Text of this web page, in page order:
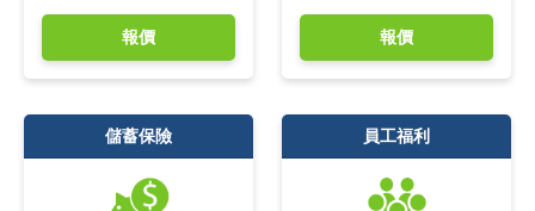
報價 報價
儲蓄保險 員工福利